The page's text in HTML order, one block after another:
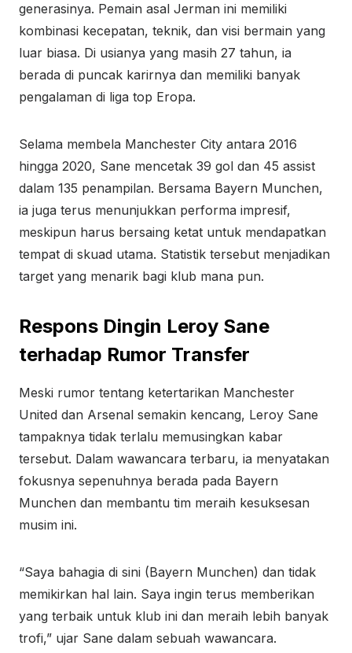
generasinya. Pemain asal Jerman ini memiliki
kombinasi kecepatan, teknik, dan visi bermain yang
luar biasa. Di usianya yang masih 27 tahun, ia
berada di puncak karirnya dan memiliki banyak
pengalaman di liga top Eropa.
Selama membela Manchester City antara 2016
hingga 2020, Sane mencetak 39 gol dan 45 assist
dalam 135 penampilan. Bersama Bayern Munchen,
ia juga terus menunjukkan performa impresif,
meskipun harus bersaing ketat untuk mendapatkan
tempat di skuad utama. Statistik tersebut menjadikan
target yang menarik bagi klub mana pun.
Respons Dingin Leroy Sane
terhadap Rumor Transfer
Meski rumor tentang ketertarikan Manchester
United dan Arsenal semakin kencang, Leroy Sane
tampaknya tidak terlalu memusingkan kabar
tersebut. Dalam wawancara terbaru, ia menyatakan
fokusnya sepenuhnya berada pada Bayern
Munchen dan membantu tim meraih kesuksesan
musim ini.
“Saya bahagia di sini (Bayern Munchen) dan tidak
memikirkan hal lain. Saya ingin terus memberikan
yang terbaik untuk klub ini dan meraih lebih banyak
trofi,” ujar Sane dalam sebuah wawancara.